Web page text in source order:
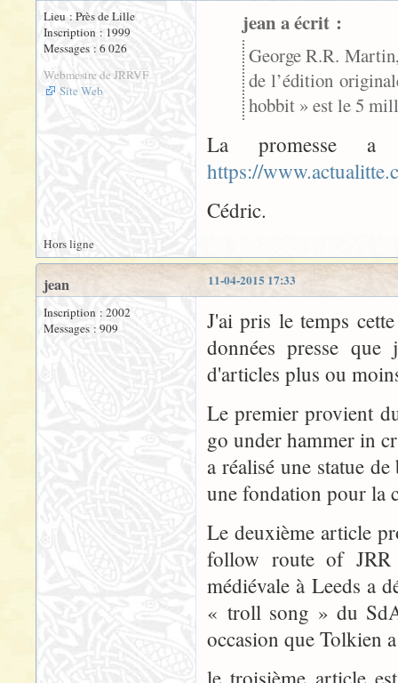
Lieu : Près de Lille
Inscription : 1999
Messages : 6 026
Webmestre de JRRVF
Site Web
jean a écrit :
George R.R.
de l’édition
hobbit » est le 5
La promesse
https://
Cédric.
Hors ligne
11-04-2015 17:33
jean
Inscription : 2002
Messages : 909
J'ai pris le temps
données presse
d'articles plus ou
Le premier provient
go under hammer in
a réalisé une statue
une fondation pour la
Le deuxième article
follow route of JRR
médiévale à Leeds a
« troll song » du
occasion que Tolkien
le troisième article